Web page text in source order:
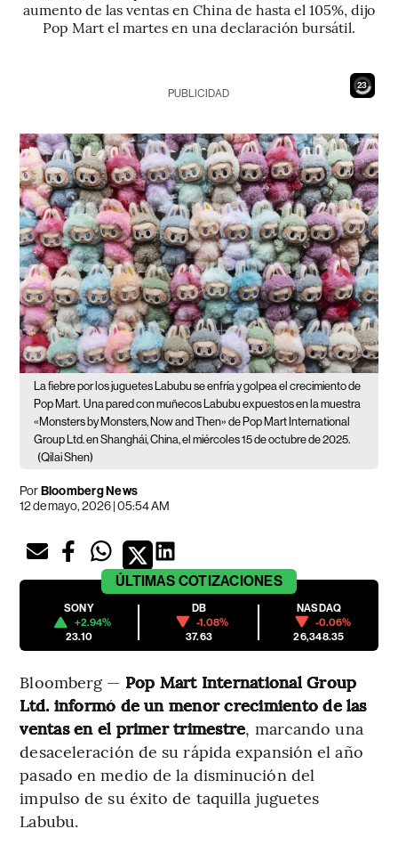
aumento de las ventas en China de hasta el 105%, dijo
Pop Mart el martes en una declaración bursátil.
22
PUBLICIDAD
La fiebre por los juguetes Labubu se enfría y golpea el crecimiento de
Pop Mart. Una pared con muñecos Labubu expuestos en la muestra
«Monsters by Monsters, Now and Then» de Pop Mart International
Group Ltd. en Shanghái, China, el miércoles 15 de octubre de 2025.
(Qilai Shen)
PorBloomberg News
12 de mayo, 2026 | 05:54 AM
ÚLTIMAS COTIZACIONES
SONY
+2.94%
23.10
DB
-1.08%
37.63
NASDAQ
-0.06%
26,348.35
Bloomberg — Pop Mart International Group
Ltd. informó de un menor crecimiento de las
ventas en el primer trimestre, marcando una
desaceleración de su rápida expansión el año
pasado en medio de la disminución del
impulso de su éxito de taquilla juguetes
Labubu.